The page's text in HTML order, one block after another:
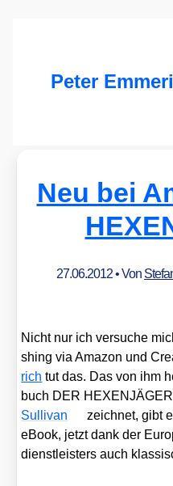
Peter
Neu bei
27.06.2012• Von
Nicht nur ich ver­su­che
shing via Ama­zon und
rich tut das. Das von ihm
buch DER
Sul­li­van
zeich­net, gibt
eBook, jetzt dank der
dienst­leis­ters auch